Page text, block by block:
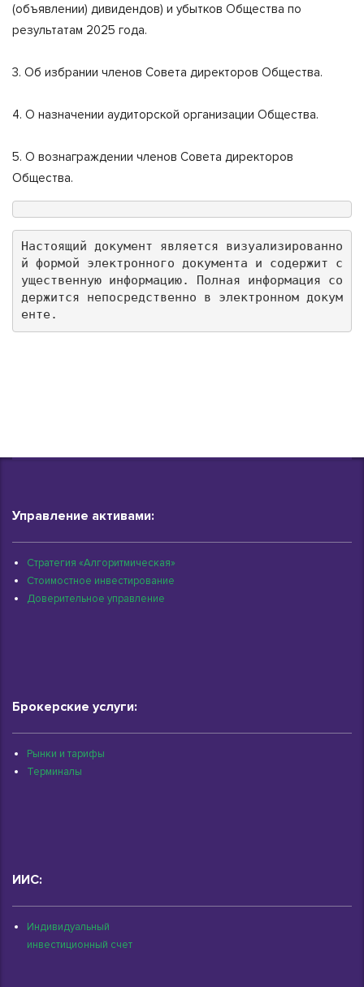
(объявлении) дивидендов) и убытков Общества по
результатам 2025 года.
3. Об избрании членов Совета директоров Общества.
4. О назначении аудиторской организации Общества.
5. О вознаграждении членов Совета директоров
Общества.
Настоящий документ является визуализированно
й формой электронного документа и содержит с
ущественную информацию. Полная информация со
держится непосредственно в электронном докум
енте.
Управление активами:
Стратегия «Алгоритмическая»
Стоимостное инвестирование
Доверительное управление
Брокерские услуги:
Рынки и тарифы
Терминалы
ИИС:
Индивидуальный
инвестиционный счет